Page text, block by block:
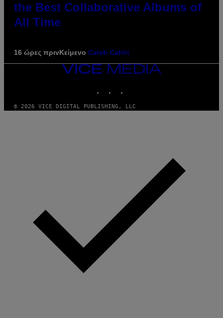
the Best Collaborative Albums of
All Time
16 ώρες πρινΚείμενο Caleb Catlin
VICE
© 2026 VICE DIGITAL PUBLISHING, LLC